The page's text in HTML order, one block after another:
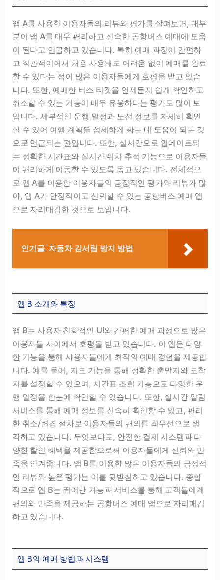
앱 A를 사용한 이용자들의 리뷰와 평가를 살펴보면, 대부
분이 앱 A를 매우 편리하고 신속한 공항버스 예매에 도움
이 된다고 언급하고 있습니다. 특히 예매 과정이 간편하
고 직관적이어서 처음 사용해도 어려움 없이 예매를 완료
할 수 있다는 점이 많은 이용자들에게 호평을 받고 있습
니다. 또한, 예매한 버스 티켓을 언제든지 쉽게 확인하고
취소할 수 있는 기능이 매우 유용하다는 평가도 많이 보
입니다. 세부적인 운행 일정과 노선 정보를 자세히 확인
할 수 있어 여행 계획을 섬세하게 짜는 데 도움이 되는 것
으로 언급되는 편입니다. 또한, 실시간으로 업데이트되
는 정확한 시간표와 실시간 위치 추적 기능으로 이용자들
이 편리하게 이동할 수 있도록 돕고 있습니다. 전체적으
로 앱 A를 이용한 이용자들의 긍정적인 평가와 리뷰가 많
아, 앱 A가 안정적이고 신뢰할 수 있는 공항버스 예매 앱
으로 자리매김한 것으로 보입니다.
인기글 자동차 김서림 방지 방법
앱 B 소개와 특징
앱 B는 사용자 친화적인 UI와 간편한 예매 과정으로 많은
이용자들 사이에서 호평을 받고 있습니다. 이 앱은 다양
한 기능을 통해 사용자들에게 최적의 예매 경험을 제공합
니다. 예를 들어, 지도 기능을 통해 정확한 출발지와 도착
지를 설정할 수 있으며, 시간표 조회 기능으로 다양한 운
행 일정을 한눈에 확인할 수 있습니다. 또한, 실시간 알림
서비스를 통해 예매 정보를 신속히 확인할 수 있고, 편리
한 취소/변경 절차로 이용자들의 편의를 최우선으로 생
각하고 있습니다. 무엇보다도, 안전한 결제 시스템과 다
양한 할인 혜택을 제공함으로써 이용자들에게 신뢰와 만
족을 안겨줍니다. 앱 B를 이용한 많은 이용자들의 긍정적
인 리뷰와 높은 평가는 이를 뒷받침하고 있습니다. 종합
적으로 앱 B는 뛰어난 기능과 서비스를 통해 고객들에게
편의와 만족을 제공하는 공항버스 예매 앱으로 자리매김
하고 있습니다.
앱 B의 예매 방법과 시스템